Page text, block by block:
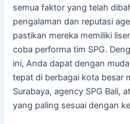
semua faktor yang telah
pengalaman dan reputasi
pastikan mereka memiliki
coba performa tim SPG.
ini, Anda dapat dengan
tepat di berbagai kota besar
Surabaya, agency SPG Bali,
yang paling sesuai dengan